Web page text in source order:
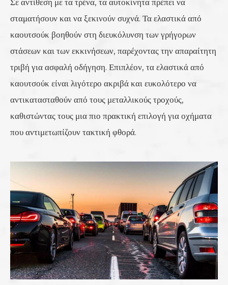
σταματήσουν και να ξεκινούν συχνά. Τα ελαστικά από
καουτσούκ βοηθούν στη διευκόλυνση των γρήγορων
στάσεων και των εκκινήσεων, παρέχοντας την απαραίτητη
τριβή για ασφαλή οδήγηση. Επιπλέον, τα ελαστικά από
καουτσούκ είναι λιγότερο ακριβά και ευκολότερο να
αντικατασταθούν από τους μεταλλικούς τροχούς,
καθιστώντας τους μια πιο πρακτική επιλογή για οχήματα
που αντιμετωπίζουν τακτική φθορά.